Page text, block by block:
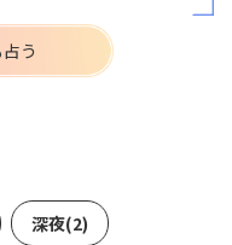
う
深夜(2)